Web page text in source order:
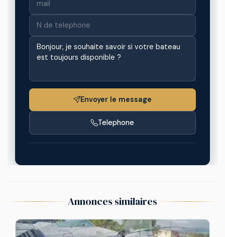
Envoyer le message
Telephone
Annonces similaires